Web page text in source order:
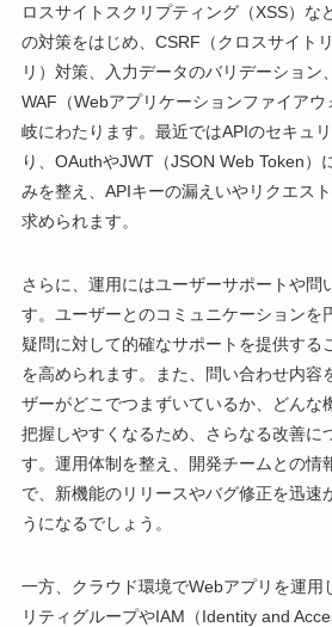
ロスサイトスクリプティング（XSS）な
の対策をはじめ、CSRF（クロスサイト
リ）対策、入力データのバリデーション
WAF（Webアプリケーションファイア
岐にわたります。最近ではAPIのセキュ
り、OAuthやJWT（JSON Web Token）
みを整え、APIキーの漏えいやリクエス
求められます。
さらに、運用にはユーザーサポートや問
す。ユーザーとのコミュニケーションを
疑問に対して的確なサポートを提供する
を高められます。また、問い合わせ内容
ザーがどこでつまずいているか、どんな
把握しやすくなるため、さらなる改善に
す。運用体制を整え、開発チームとの情
で、新機能のリリースやバグ修正を迅速
うになるでしょう。
一方、クラウド環境でWebアプリを運用
リティグループやIAM（Identity and